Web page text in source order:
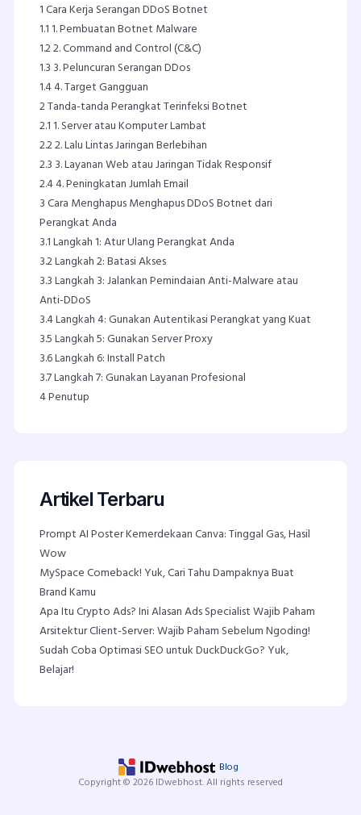
1Cara Kerja Serangan DDoS Botnet
1.11. Pembuatan Botnet Malware
1.22. Command and Control (C&C)
1.3 3. Peluncuran Serangan DDos
1.44. Target Gangguan
2Tanda-tanda Perangkat Terinfeksi Botnet
2.11. Server atau Komputer Lambat
2.22. Lalu Lintas Jaringan Berlebihan
2.3 3. Layanan Web atau Jaringan Tidak Responsif
2.44. Peningkatan Jumlah Email
3Cara Menghapus Menghapus DDoS Botnet dari
Perangkat Anda
3.1Langkah 1: Atur Ulang Perangkat Anda
3.2Langkah 2: Batasi Akses
3.3Langkah 3: Jalankan Pemindaian Anti-Malware atau
Anti-DDoS
3.4Langkah 4: Gunakan Autentikasi Perangkat yang Kuat
3.5Langkah 5: Gunakan Server Proxy
3.6Langkah 6: Install Patch
3.7Langkah 7: Gunakan Layanan Profesional
4Penutup
Artikel Terbaru
Prompt AI Poster Kemerdekaan Canva: Tinggal Gas, Hasil
Wow
MySpace Comeback! Yuk, Cari Tahu Dampaknya Buat
Brand Kamu
Apa Itu Crypto Ads? Ini Alasan Ads Specialist Wajib Paham
Arsitektur Client-Server: Wajib Paham Sebelum Ngoding!
Sudah Coba Optimasi SEO untuk DuckDuckGo? Yuk,
Belajar!
Blog
Copyright © 2026 IDwebhost. All rights reserved